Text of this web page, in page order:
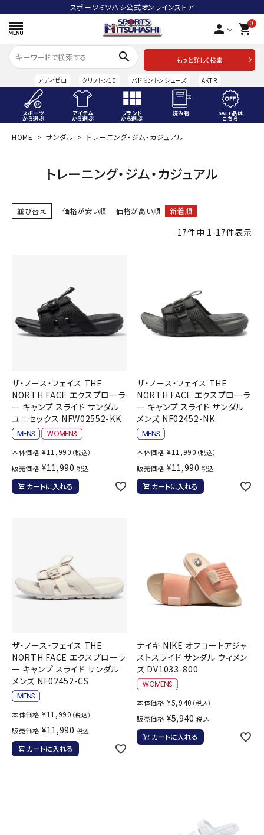
スポーツミツハシ公式オンラインストア
person 0
shopping_cart
search
もっと詳しく検索
アディゼロ クリフトン10 バドミントンシューズ AKTR
スポーツ
から選ぶ
アイテム
から選ぶ
ブランド
から選ぶ
読み物 SALE品は
こちら
ACCOUNT MENU
person
スポーツから選ぶ
SALE品はこちら
INFORMATIOM
お問い合わせ
メルマガ登録
特定商取引法
プライバシーポリシー
HOME サンダル トレーニング・ジム・カジュアル
トレーニング・ジム・カジュアル
並び替え 価格が安い順 価格が高い順 新着順
17件中 1-17件表示
ザ・ノース・フェイス THE
NORTH FACE エクスプローラ
ー キャンプ スライド サンダル
ユニセックス NFW02552-KK
本体価格 ¥11,990 （税込）
販売価格 ¥11,990 税込
カートに入れる
ザ・ノース・フェイス THE
NORTH FACE エクスプローラ
ー キャンプ スライド サンダル
メンズ NF02452-NK
本体価格 ¥11,990 （税込）
販売価格 ¥11,990 税込
カートに入れる
ザ・ノース・フェイス THE
NORTH FACE エクスプローラ
ー キャンプ スライド サンダル
メンズ NF02452-CS
本体価格 ¥11,990 （税込）
販売価格 ¥11,990 税込
カートに入れる
ナイキ NIKE オフコートアジャ
ストスライド サンダル ウィメン
ズ DV1033-800
本体価格 ¥5,940 （税込）
販売価格 ¥5,940 税込
カートに入れる